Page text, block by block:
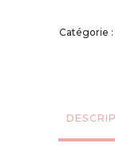
Catégorie :